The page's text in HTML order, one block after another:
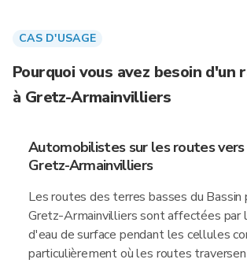
CAS D'USAGE
Pourquoi vous avez besoin d'un
à Gretz-Armainvilliers
Automobilistes sur les routes
Gretz-Armainvilliers
Les routes des terres basses du Bassin
Gretz-Armainvilliers sont affectées par
d'eau de surface pendant les cellules
particulièrement où les routes